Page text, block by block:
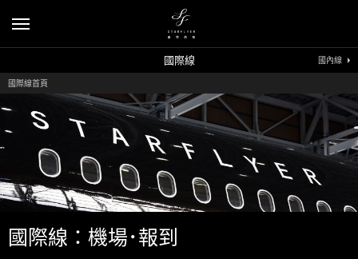
國際線首頁
國際線：機場･報到
國內線
國際線